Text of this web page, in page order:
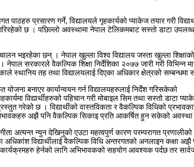
प्रसारण गर्ने, विद्यालयले गृहकार्यको प्याकेज तयार गरी
छ । पछिल्लो अवस्थामा नेपाल टेलिकमबाट सस्तो डाटा
भइरहेका छन् । नेपाल खुल्ला विश्व विद्यालय जस्ता खुल्ला
सरकारले वैकल्पिक शिक्षा निर्देशिका २०७७ जारी गरी विभिन्न
स्थानिय तह तथा विद्यालयलाई दिएका अधिकार क्षेत्रको सम्बन्धमा
योजना बनाएर कार्यान्वयन गर्न विद्यालयहरुलाई निर्देश गरिसकेको
विद्यार्थीहरुको पहिचान गरी मोबाइल सिम तथा सस्तो डाटा
गरेको छ । विद्यार्थीको वास्तविकता र वैकल्पिक विधिको
अभिभावकहरु अझै पनि वैकल्पिक सिकाइ प्रति आकर्षित हुन सकेको
अत्यन्त न्युन देखिनुको एउटा महत्वपुर्ण कारण परम्परागत
विद्यार्थीलाई वैकल्पिक विधि अन्तरगतको अनलाइन कक्षा अझै
कार्यक्रमहरु हेर्नको लागि अभिभावकको सहयोग आवश्यक पर्दछ तर